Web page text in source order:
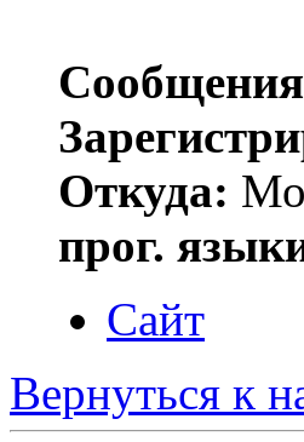
Откуда:
прог.
Сайт
Вернуться к